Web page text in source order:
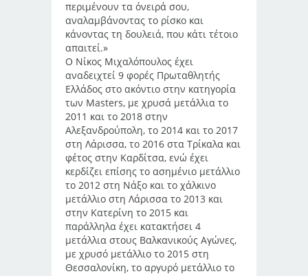
περιμένουν τα όνειρά σου,
αναλαμβάνοντας το ρίσκο και
κάνοντας τη δουλειά, που κάτι τέτοιο
απαιτεί.»
Ο Νίκος Μιχαλόπουλος έχει
αναδειχτεί 9 φορές Πρωταθλητής
Ελλάδος στο ακόντιο στην κατηγορία
των Masters, με χρυσά μετάλλια το
2011 και το 2018 στην
Αλεξανδρούπολη, το 2014 και το 2017
στη Λάρισσα, το 2016 στα Τρίκαλα και
φέτος στην Καρδίτσα, ενώ έχει
κερδίζει επίσης το ασημένιο μετάλλιο
το 2012 στη Νάξο και το χάλκινο
μετάλλιο στη Λάρισσα το 2013 και
στην Κατερίνη το 2015 και
παράλληλα έχει κατακτήσει 4
μετάλλια στους Βαλκανικούς Αγώνες,
με χρυσό μετάλλιο το 2015 στη
Θεσσαλονίκη, το αργυρό μετάλλιο το